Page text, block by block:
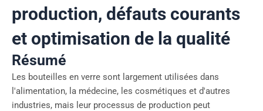
production, défauts courants
et optimisation de la qualité
Résumé
Les bouteilles en verre sont largement utilisées dans
l'alimentation, la médecine, les cosmétiques et d'autres
industries, mais leur processus de production peut